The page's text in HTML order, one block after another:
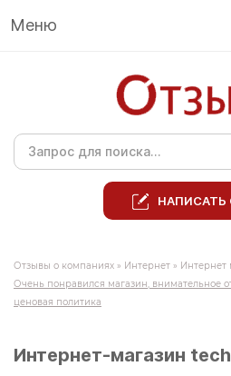
Меню
НАПИСАТЬ
Отзывы о компаниях » Интернет » Интернет
Очень понравился магазин, внимательное
ценовая политика
Интернет-магазин